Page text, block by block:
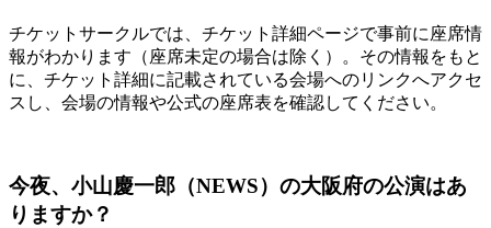
チケットサークルでは、チケット詳細ページで事前に座席情
報がわかります（座席未定の場合は除く）。その情報をもと
に、チケット詳細に記載されている会場へのリンクへアクセ
スし、会場の情報や公式の座席表を確認してください。
今夜、小山慶一郎（NEWS）の大阪府の公演はあ
りますか？